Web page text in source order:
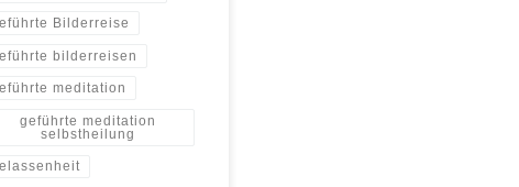
Bilderreise
bilderreisen
meditation
geführte meditation
selbstheilung